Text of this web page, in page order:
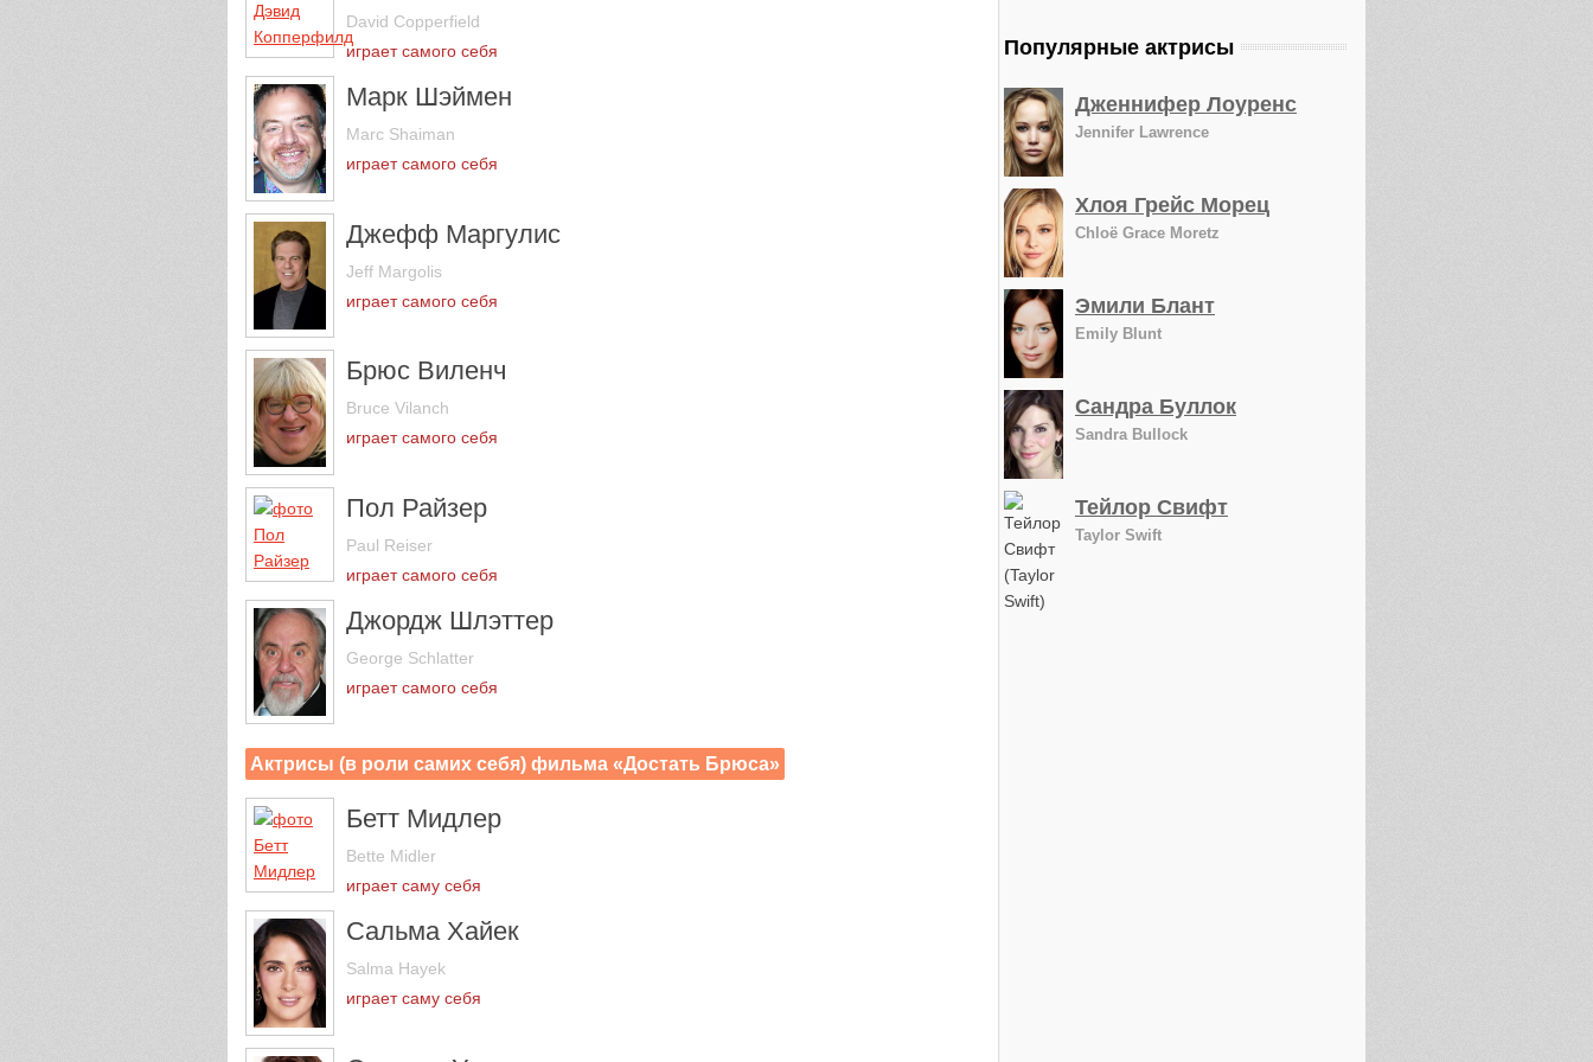
David Copperfield
играет самого себя
Марк Шэймен
Marc Shaiman
играет самого себя
Джефф Маргулис
Jeff Margolis
играет самого себя
Брюс Виленч
Bruce Vilanch
играет самого себя
Пол Райзер
Paul Reiser
играет самого себя
Джордж Шлэттер
George Schlatter
играет самого себя
Актрисы (в роли самих себя) фильма «Достать Брюса»
Бетт Мидлер
Bette Midler
играет саму себя
Сальма Хайек
Salma Hayek
играет саму себя
Популярные актрисы
Дженнифер Лоуренс
Jennifer Lawrence
Хлоя Грейс Морец
Chloë Grace Moretz
Эмили Блант
Emily Blunt
Сандра Буллок
Sandra Bullock
Тейлор Свифт
Taylor Swift